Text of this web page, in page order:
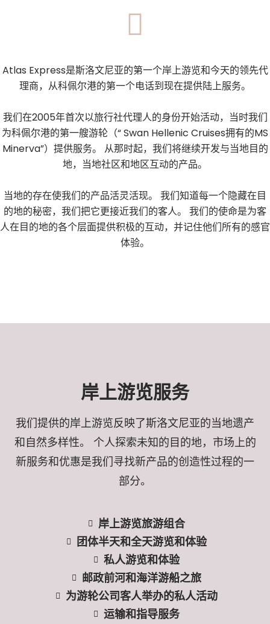
Atlas Express是斯洛文尼亚的第一个岸上游览和今天的领先代
理商，从科佩尔港的第一个电话到现在提供陆上服务。
我们在2005年首次以旅行社代理人的身份开始活动，当时我们
为科佩尔港的第一艘游轮（“ Swan Hellenic Cruises拥有的MS
Minerva”）提供服务。 从那时起，我们将继续开发与当地目的
地，当地社区和地区互动的产品。
当地的存在使我们的产品活灵活现。 我们知道每一个隐藏在目
的地的秘密，我们把它更接近我们的客人。 我们的使命是为客
人在目的地的各个层面提供积极的互动，并记住他们所有的感官
体验。
岸上游览服务​
我们提供的岸上游览反映了斯洛文尼亚的当地遗产
和自然多样性。 个人探索未知的目的地，市场上的
新服务和优惠是我们寻找新产品的创造性过程的一
部分。
岸上游览旅游组合
团体半天和全天游览和体验
私人游览和体验
邮政前河和海洋游船之旅
为游轮公司客人举办的私人活动
运输和指导服务